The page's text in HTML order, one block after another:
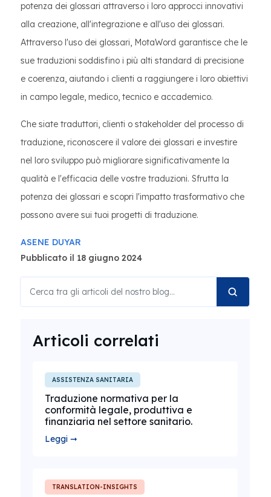
potenza dei glossari attraverso i loro approcci innovativi
alla creazione, all'integrazione e all'uso dei glossari.
Attraverso l'uso dei glossari, MotaWord garantisce che le
sue traduzioni soddisfino i più alti standard di precisione
e coerenza, aiutando i clienti a raggiungere i loro obiettivi
in campo legale, medico, tecnico e accademico.
Che siate traduttori, clienti o stakeholder del processo di
traduzione, riconoscere il valore dei glossari e investire
nel loro sviluppo può migliorare significativamente la
qualità e l'efficacia delle vostre traduzioni. Sfrutta la
potenza dei glossari e scopri l'impatto trasformativo che
possono avere sui tuoi progetti di traduzione.
ASENE DUYAR
Pubblicato il 18 giugno 2024
Articoli correlati
ASSISTENZA SANITARIA
Traduzione normativa per la
conformità legale, produttiva e
finanziaria nel settore sanitario.
Leggi ➞
TRANSLATION-INSIGHTS